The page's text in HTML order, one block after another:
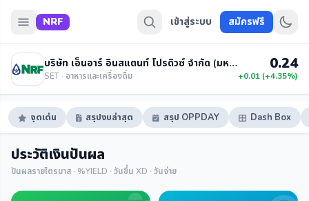
NRF เข้าสู่ระบบ สมัครฟรี
บริษัท เอ็นอาร์ อินสแตนท์ โปรดิวซ์ จำกัด (มหาชน)
SET · อาหารและเครื่องดื่ม
0.24
+0.01 (+4.35%)
จุดเด่น สรุปงบล่าสุด สรุป OPPDAY Dash Box
ประวัติเงินปันผล
ปันผลรายไตรมาส · %YIELD · วันขึ้น XD · วันจ่าย